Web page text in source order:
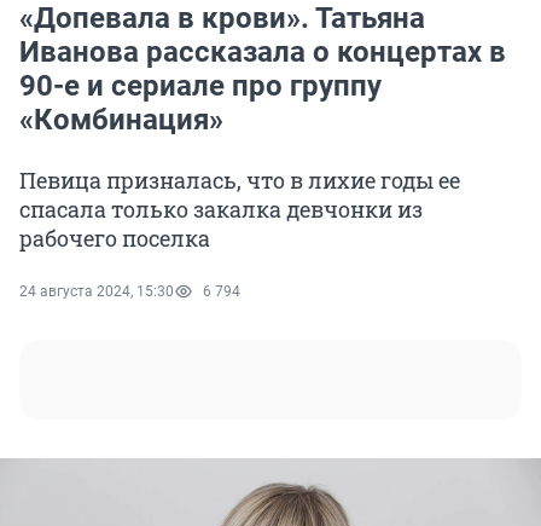
«Допевала в крови». Татьяна
Иванова рассказала о концертах в
90-е и сериале про группу
«Комбинация»
Певица призналась, что в лихие годы ее
спасала только закалка девчонки из
рабочего поселка
24 августа 2024, 15:30 6 794